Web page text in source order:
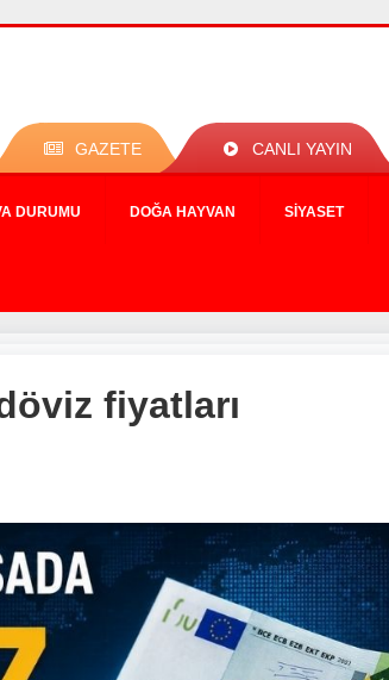
GAZETE CANLI YAYIN
DURUMU DOĞA HAYVAN SIYASET
fiyatları